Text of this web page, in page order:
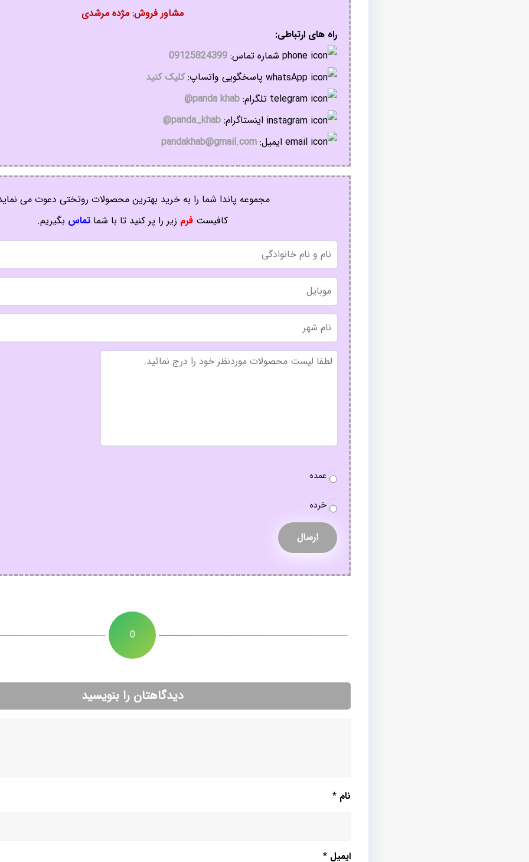
مشاور فروش: مژده مرشدی
راه های ارتباطی:
شماره تماس: 09125824399
پاسخگویی واتساپ:کلیک کنید
تلگرام: panda khab@
اینستاگرام: panda_khab@
ایمیل: pandakhab@gmail.com
مجموعه پاندا شما را به خرید بهترین محصولات روتختی دعوت می
کافیستفرم زیر را پر کنید تا با شماتماس بگیریم.
و
نام
خانوادگی
موبایل
نام
شهر
بدون
عنوان
عمده
خرده
0
دیدگاهتان را بنویسید
نام *
ایمیل *